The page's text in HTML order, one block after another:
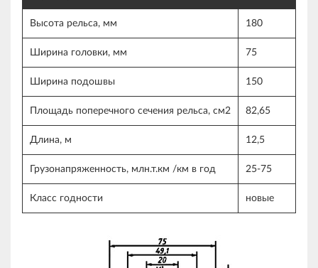
Высота рельса, мм 180
Ширина головки, мм 75
Ширина подошвы 150
Площадь поперечного сечения рельса, см2 82,65
Длина, м 12,5
Грузонапряженность, млн.т.км /км в год 25-75
Класс годности новые